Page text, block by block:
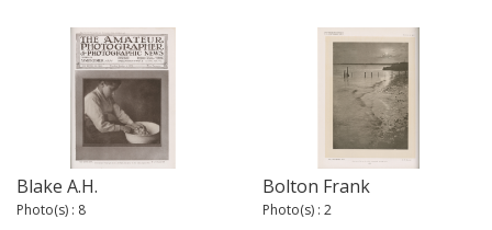
Blake A.H.
Photo(s) : 8
Bolton Frank
Photo(s) : 2